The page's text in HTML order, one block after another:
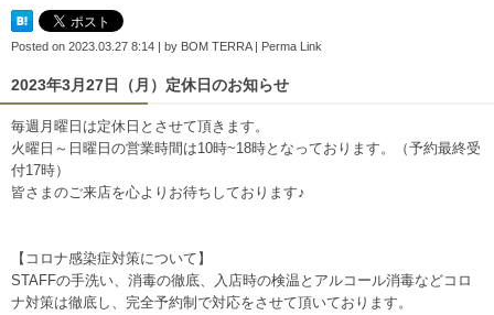
Posted on 2023.03.27 8:14 by BOM TERRA| Perma Link
2023年3月27日（月）定休日のお知らせ
毎週月曜日は定休日とさせて頂きます。
火曜日～日曜日の営業時間は10時~18時となっております。（予約最終受
付17時）
皆さまのご来店を心よりお待ちしております♪
【コロナ感染症対策について】
STAFFの手洗い、消毒の徹底、入店時の検温とアルコール消毒などコロ
ナ対策は徹底し、完全予約制で対応をさせて頂いております。